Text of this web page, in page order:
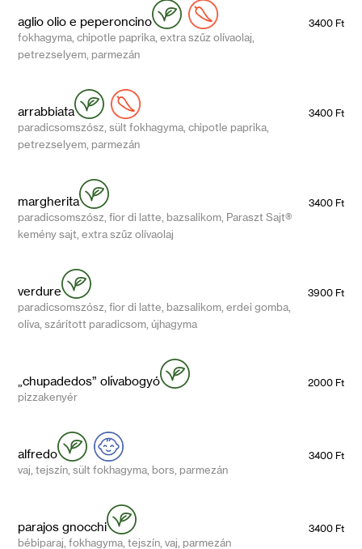
aglio olio e peperoncino 3400 Ft
fokhagyma, chipotle paprika, extra szűz olívaolaj,
petrezselyem, parmezán
arrabbiata 3400 Ft
paradicsomszósz, sült fokhagyma, chipotle paprika,
petrezselyem, parmezán
margherita 3400 Ft
paradicsomszósz, fior di latte, bazsalikom, Paraszt Sajt®
kemény sajt, extra szűz olívaolaj
verdure 3900 Ft
paradicsomszósz, fior di latte, bazsalikom, erdei gomba,
olíva, szárított paradicsom, újhagyma
„chupadedos” olívabogyó 2000 Ft
pizzakenyér
alfredo 3400 Ft
vaj, tejszín, sült fokhagyma, bors, parmezán
parajos gnocchi 3400 Ft
bébiparaj, fokhagyma, tejszín, vaj, parmezán